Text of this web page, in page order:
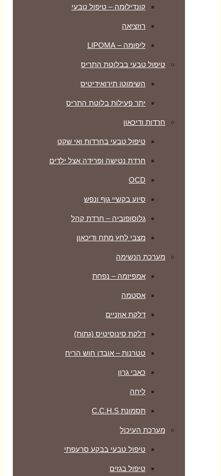
קונדילומה – טיפול טבעי
רוזציאה
ליפומה – LIPOMA
טיפול טבעי בבלוטת התריס
השימוטו תירואידיטיס
יתר פעילות בלוטת התריס
חרדות ודיכאון
טיפול טבעי בחרדות ואי שקט
חרדת נטישה ופרידה אצל ילדים
OCD
סיוע בקשיי גוף ונפש
גלוסופוביה – חרדת קהל
מצבי לחץ מתח ודיכאון
מערכת הנשימה
אמפיזמה – נפחת
אסטמה
דלקת אוזניים
דלקת סינוסיטיס (גתות)
טטרנות – אובדן חוש הריח
כאבי גרון
ליחה
תסמונת C.C.H.S
מערכת העיכול
טיפול טבעי בבקע סרעפתי
טיפול בגזים